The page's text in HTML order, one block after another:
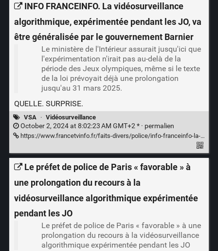
INFO FRANCEINFO. La vidéosurveillance
algorithmique, expérimentée pendant les JO, va
être généralisée par le gouvernement Barnier
Le ministère de l'Intérieur assurait jusqu'ici que
l'expérimentation n'irait pas au-delà de la
période des Jeux olympiques, même si le texte
de la loi prévoyait déjà une prolongation
jusqu'au 31 mars 2025.
QUELLE. SURPRISE.
VSA · Vidéosurveillance
October 2, 2024 at 8:02:23 AM GMT+2 * · permalien
https://www.francetvinfo.fr/faits-divers/police/info-franceinfo-la-videosurveillance-algorithmique-experimentee-pendant-les-jo-va-etre-generalisee-par-le-gouvernement-barnier_6812678.html
Le préfet de police de Paris « favorable » à
une prolongation du recours à la
vidéosurveillance algorithmique expérimentée
pendant les JO
Le préfet de police de Paris « favorable » à une
prolongation du recours à la vidéosurveillance
algorithmique expérimentée pendant les JO